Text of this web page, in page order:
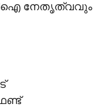
നേതൃത്വവും